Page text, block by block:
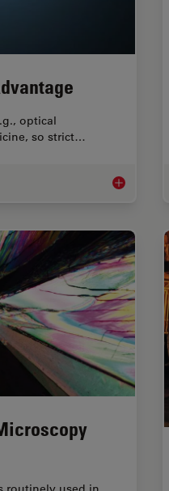
optical
so strict…
Ensuring